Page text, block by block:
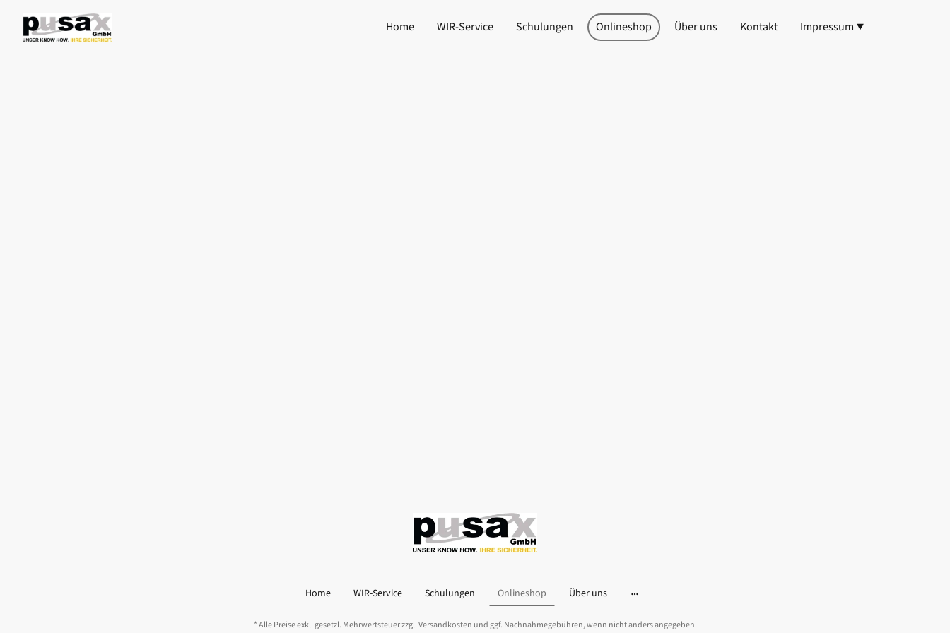
Home WIR-Service Schulungen Onlineshop Über uns Kontakt Impressum
Home WIR-Service Schulungen Onlineshop Über uns
* Alle Preise exkl. gesetzl. Mehrwertsteuer zzgl. Versandkosten und ggf. Nachnahmegebühren, wenn nicht anders angegeben.